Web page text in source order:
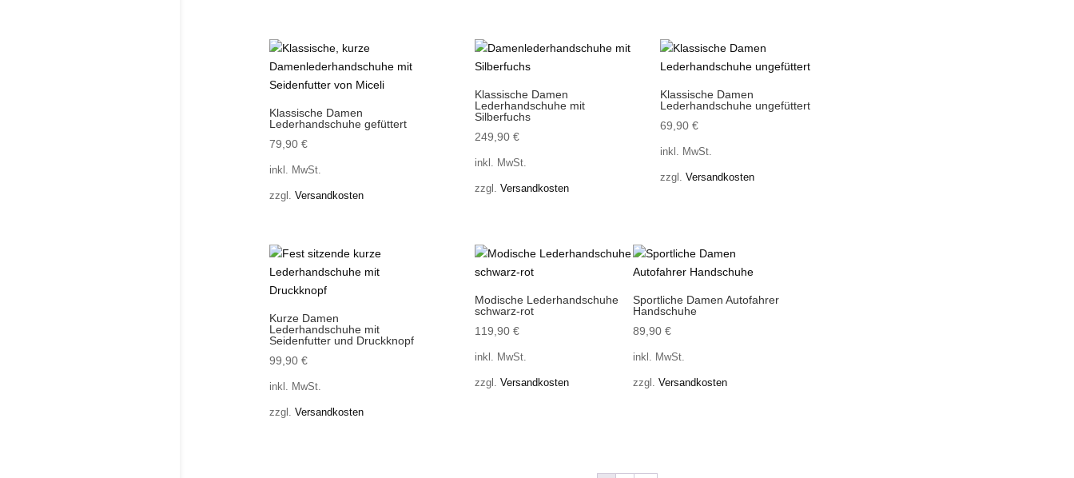
Klassische Damen
Lederhandschuhe gefüttert
79,90 €
inkl. MwSt.
zzgl. Versandkosten
Klassische Damen
Lederhandschuhe mit
Silberfuchs
249,90€
inkl. MwSt.
zzgl.Versandkosten
Klassische Damen
Lederhandschuhe ungefüttert
69,90 €
inkl. MwSt.
zzgl. Versandkosten
Kurze Damen
Lederhandschuhe mit
Seidenfutter und Druckknopf
99,90 €
inkl. MwSt.
zzgl. Versandkosten
Modische Lederhandschuhe
schwarz-rot
119,90€
inkl. MwSt.
zzgl.Versandkosten
Sportliche Damen Autofahrer
Handschuhe
89,90 €
inkl. MwSt.
zzgl. Versandkosten